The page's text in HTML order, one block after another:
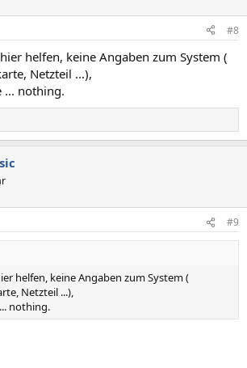
#8
helfen, keine Angaben zum System (
Netzteil ...),
... nothing.
#9
helfen, keine Angaben zum System (
Netzteil ...),
nothing.